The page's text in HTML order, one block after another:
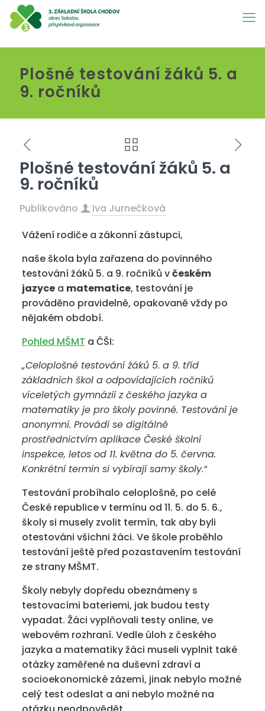
Plošné testování žáků 5. a
9. ročníků
Plošné testování žáků 5. a
9. ročníků
Publikováno
Iva Jurnečková
Vážení rodiče a zákonní zástupci,
naše škola byla zařazena do povinného
testování žáků 5. a 9. ročníků včeském
jazycea matematice, testování je
prováděno pravidelně, opakovaně vždy po
nějakém období.
Pohled MŠMT a ČŠI:
„Celoplošné testování žáků 5. a 9. tříd
základních škol a odpovídajících ročníků
víceletých gymnázií z českého jazyka a
matematiky je pro školy povinné. Testování je
anonymní. Provádí se digitálně
prostřednictvím aplikace České školní
inspekce, letos od 11. května do 5. června.
Konkrétní termín si vybírají samy školy.“
Testování probíhalo celoplošně, po celé
České republice v termínu od 11. 5. do 5. 6.,
školy si musely zvolit termín, tak aby byli
otestováni všichni žáci. Ve škole proběhlo
testování ještě před pozastavením testování
ze strany MŠMT.
Školy nebyly dopředu obeznámeny s
testovacími bateriemi, jak budou testy
vypadat. Žáci vyplňovali testy online, ve
webovém rozhraní. Vedle úloh z českého
jazyka a matematiky žáci museli vyplnit také
otázky zaměřené na duševní zdraví a
socioekonomické zázemí, jinak nebylo možné
celý test odeslat a ani nebylo možné na